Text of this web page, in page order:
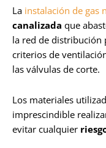
La instalación de gas
canalizada que
la red de distribución
criterios de
las válvulas de corte.
Los materiales
imprescindible
evitar cualquier